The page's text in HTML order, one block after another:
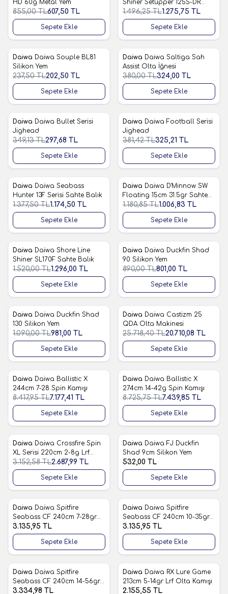
Favorilere Ekle
HD 60g Metal Yem
855,00TL607,50 TL
Sepete Ekle
Favorilere Ekle
Shiner Setupper 125S-DR
Sahte Balık
1.496,25TL1.275,75 TL
Sepete Ekle
%15
Favorilere Ekle
Daiwa Daiwa Souple BL81
Silikon Yem
237,50TL202,50 TL
Sepete Ekle
%15
Favorilere Ekle
Daiwa Daiwa Saltiga Sah
Assist Olta İğnesi
380,00TL324,00 TL
Sepete Ekle
%15
Favorilere Ekle
Daiwa Daiwa Bullet Serisi
Jighead
349,13TL297,68 TL
Sepete Ekle
%15
Favorilere Ekle
Daiwa Daiwa Football Serisi
Jighead
381,42TL325,21 TL
Sepete Ekle
%15
Favorilere Ekle
Daiwa Daiwa Seabass
Hunter 13F Serisi Sahte Balık
1.377,50TL1.174,50 TL
Sepete Ekle
%15
Favorilere Ekle
Daiwa Daiwa D'Minnow SW
Floating 15cm 31.5gr Sahte
Balık
1.180,85TL1.006,83 TL
Sepete Ekle
%15
Favorilere Ekle
Daiwa Daiwa Shore Line
Shiner SL170F Sahte Balık
1.520,00TL1.296,00 TL
Sepete Ekle
%10
Favorilere Ekle
Daiwa Daiwa Duckfin Shad
90 Silikon Yem
890,00TL801,00 TL
Sepete Ekle
%10
Favorilere Ekle
Daiwa Daiwa Duckfin Shad
130 Silikon Yem
1.090,00TL981,00 TL
Sepete Ekle
%19
Favorilere Ekle
Daiwa Daiwa Castizm 25
QDA Olta Makinesi
25.718,40TL20.710,08 TL
Sepete Ekle
%15
Favorilere Ekle
Daiwa Daiwa Ballistic X
244cm 7-28 Spin Kamışı
8.417,95TL7.177,41 TL
Sepete Ekle
%15
Favorilere Ekle
Daiwa Daiwa Ballistic X
274cm 14-42g Spin Kamışı
8.725,75TL7.439,85 TL
Sepete Ekle
%15
Favorilere Ekle
Daiwa Daiwa Crossfire Spin
XL Serisi 220cm 2-8g Lrf
Kamışı
3.152,58TL2.687,99 TL
Sepete Ekle
Favorilere Ekle
Daiwa Daiwa FJ Duckfin
Shad 9cm Silikon Yem
532,00 TL
Sepete Ekle
Favorilere Ekle
Daiwa Daiwa Spitfire
Seabass CF 240cm 7-28gr
Spin Olta Kamış
3.135,95 TL
Sepete Ekle
Favorilere Ekle
Daiwa Daiwa Spitfire
Seabass CF 240cm 10-35gr
Spin Olta Kamışı
3.135,95 TL
Sepete Ekle
Favorilere Ekle
Daiwa Daiwa Spitfire
Seabass CF 240cm 14-56gr
Spin Olta Kamışı
3.334,98 TL
Favorilere Ekle
Daiwa Daiwa RX Lure Game
213cm 5-14gr Lrf Olta Kamışı
2.155,55 TL